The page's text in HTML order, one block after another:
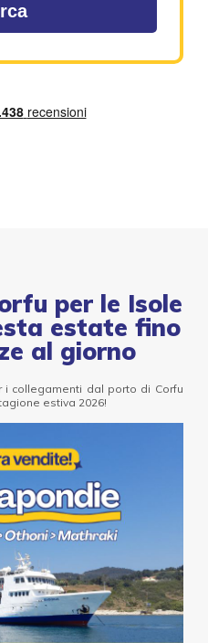
per le Isole
estate fino
al giorno
collegamenti dal porto di Corfu
estiva 2026!